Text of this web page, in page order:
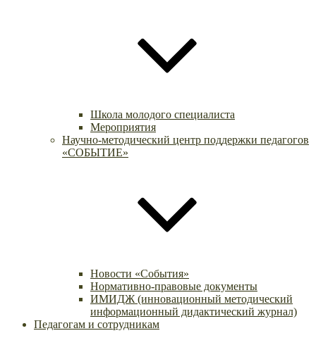
Школа молодого специалиста
Мероприятия
Научно-методический центр поддержки педагогов
«СОБЫТИЕ»
Новости «События»
Нормативно-правовые документы
ИМИДЖ (инновационный методический
информационный дидактический журнал)
Педагогам и сотрудникам